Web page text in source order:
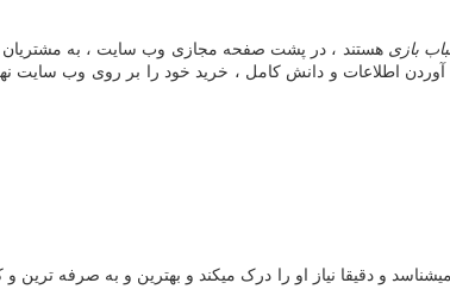
بازی هستند ، در پشت صفحه مجازی وب سایت ، به مشتریان
اطلاعات و دانش کامل ، خرید خود را بر روی وب سایت
و دقیقا نیاز او را درک میکند و بهترین و به صرفه